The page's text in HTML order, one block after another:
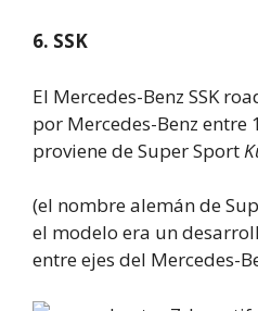
6. SSK
El Mercedes-Benz SSK
por Mercedes-Benz entre
proviene de Super Sport
(el nombre alemán de
el modelo era un
entre ejes del Mercedes-